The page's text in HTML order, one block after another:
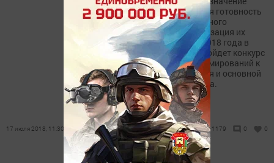
имеет высокая техническая готовность
всего уборочно-транспортного
комплекса и четкая организация их
работы. С 23 по 27 июля 2018 года в
хозяйствах республики пройдет конкурс
по готовности сельхозформирований к
проведению уборки урожая и основной
обработки почвы 2018 года.
17 июля 2018, 11:30 1179 0 0